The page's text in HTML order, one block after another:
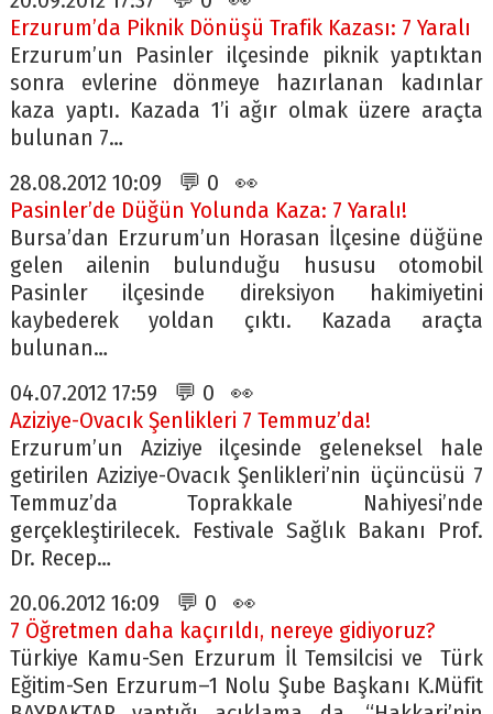
Erzurum’da Piknik Dönüşü Trafik Kazası: 7 Yaralı
Erzurum’un Pasinler ilçesinde piknik yaptıktan
sonra evlerine dönmeye hazırlanan kadınlar
kaza yaptı. Kazada 1’i ağır olmak üzere araçta
bulunan 7…
28.08.2012 10:09 💬 0 👀
Pasinler’de Düğün Yolunda Kaza: 7 Yaralı!
Bursa’dan Erzurum’un Horasan İlçesine düğüne
gelen ailenin bulunduğu hususu otomobil
Pasinler ilçesinde direksiyon hakimiyetini
kaybederek yoldan çıktı. Kazada araçta
bulunan…
04.07.2012 17:59 💬 0 👀
Aziziye-Ovacık Şenlikleri 7 Temmuz’da!
Erzurum’un Aziziye ilçesinde geleneksel hale
getirilen Aziziye-Ovacık Şenlikleri’nin üçüncüsü 7
Temmuz’da Toprakkale Nahiyesi’nde
gerçekleştirilecek. Festivale Sağlık Bakanı Prof.
Dr. Recep…
20.06.2012 16:09 💬 0 👀
7 Öğretmen daha kaçırıldı, nereye gidiyoruz?
Türkiye Kamu-Sen Erzurum İl Temsilcisi ve Türk
Eğitim-Sen Erzurum–1 Nolu Şube Başkanı K.Müfit